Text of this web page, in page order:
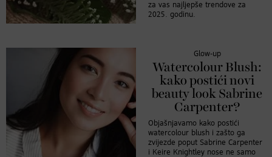
za vas najljepše trendove za
2025. godinu.
Glow-up
Watercolour Blush:
kako postići novi
beauty look Sabrine
Carpenter?
Objašnjavamo kako postići
watercolour blush i zašto ga
zvijezde poput Sabrine Carpenter
i Keire Knightley nose ne samo